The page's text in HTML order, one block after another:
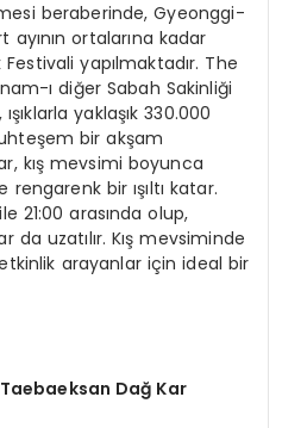
beraberinde, Gyeonggi-
ayının ortalarına kadar
yapılmaktadır. The
ı diğer Sabah Sakinliği
yaklaşık 330.000
bir akşam
kış mevsimi boyunca
bir ışıltı katar.
21:00 arasında olup,
da uzatılır. Kış mevsiminde
arayanlar için ideal bir
Dağ Kar